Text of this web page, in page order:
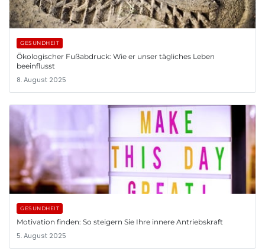
GESUNDHEIT
Ökologischer Fußabdruck: Wie er unser tägliches Leben
beeinflusst
8. August 2025
GESUNDHEIT
Motivation finden: So steigern Sie Ihre innere Antriebskraft
5. August 2025